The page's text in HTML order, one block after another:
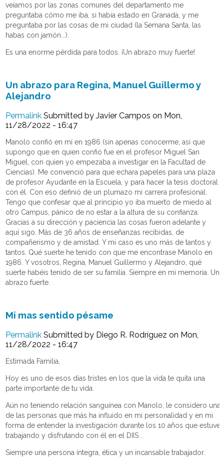
veíamos por las zonas comunes del departamento me
preguntaba cómo me iba, si había estado en Granada, y me
preguntaba por las cosas de mi ciudad (la Semana Santa, las
habas con jamón...).
Es una enorme pérdida para todos. ¡Un abrazo muy fuerte!
Un abrazo para Regina, Manuel Guillermo y
Alejandro
Permalink Submitted byJavier Campos on Mon,
11/28/2022 - 16:47
Manolo confió en mí en 1986 (sin apenas conocerme, así que
supongo que en quien confió fue en el profesor Miguel San
Miguel, con quien yo empezaba a investigar en la Facultad de
Ciencias). Me convenció para que echara papeles para una plaza
de profesor Ayudante en la Escuela, y para hacer la tesis doctoral
con él. Con eso definió de un plumazo mi carrera profesional.
Tengo que confesar que al principio yo iba muerto de miedo al
otro Campus, pánico de no estar a la altura de su confianza.
Gracias a su dirección y paciencia las cosas fueron adelante y
aquí sigo. Más de 36 años de enseñanzas recibidas, de
compañerismo y de amistad. Y mi caso es uno más de tantos y
tantos. Qué suerte he tenido con que me encontrase Manolo en
1986. Y vosotros, Regina, Manuel Guillermo y Alejandro, qué
suerte habéis tenido de ser su familia. Siempre en mi memoria. Un
abrazo fuerte.
Mi mas sentido pésame
Permalink Submitted by Diego R. Rodríguez on Mon,
11/28/2022 - 16:47
Estimada Familia,
Hoy es uno de esos días tristes en los que la vida te quita una
parte importante de tu vida.
Aún no teniendo relación sanguínea con Manolo, le considero una
de las personas que más ha influido en mi personalidad y en mi
forma de entender la investigación durante los 10 años que estuve
trabajando y disfrutando con él en el DIIS .
Siempre una persona íntegra, ética y un incansable trabajador.